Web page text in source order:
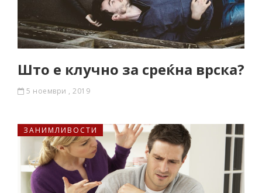
Што е клучно за среќна врска?
5 ноември , 2019
ЗАНИМЛИВОСТИ